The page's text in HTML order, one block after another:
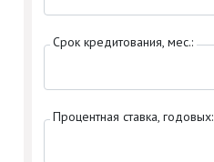
Срок кредитования, мес.:
Процентная ставка, годовых: